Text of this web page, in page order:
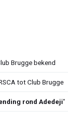
Brugge bekend
tot Club Brugge
rond Adedeji'